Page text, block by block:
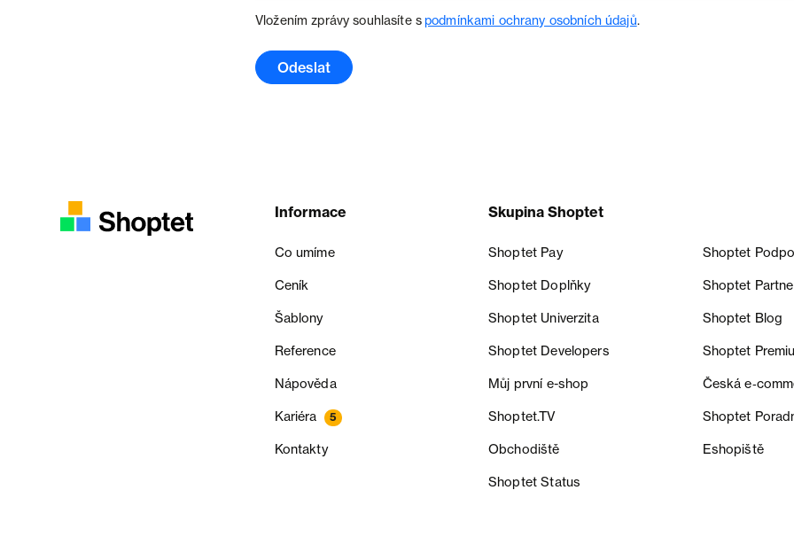
Vložením zprávy souhlasíte spodmínkami ochrany osobních údajů.
Odeslat
Informace
Co umíme
Ceník
Šablony
Reference
Nápověda
Kariéra 5
Kontakty
Skupina Shoptet
Shoptet Pay Shoptet
Shoptet Doplňky Shoptet
Shoptet Univerzita Shoptet Blog
Shoptet Developers Shoptet
Můj první e-shop Česká
Shoptet.TV Shoptet
Obchodiště Eshopiště
Shoptet Status